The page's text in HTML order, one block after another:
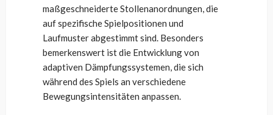
maßgeschneiderte Stollenanordnungen, die
auf spezifische Spielpositionen und
Laufmuster abgestimmt sind. Besonders
bemerkenswert ist die Entwicklung von
adaptiven Dämpfungssystemen, die sich
während des Spiels an verschiedene
Bewegungsintensitäten anpassen.